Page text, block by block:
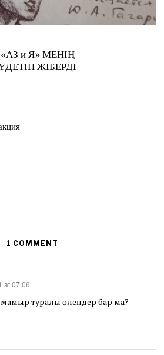
«АЗ и Я» МЕНІҢ
ЖІБЕРДІ
1 COMMENT
at 07:06
мамыр туралы өлеңдер бар ма?